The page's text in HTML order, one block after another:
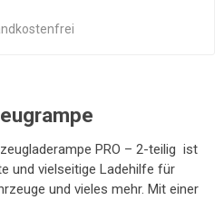
PRO – 2-teilig ist
und vielseitige Ladehilfe für
und vieles mehr. Mit einer